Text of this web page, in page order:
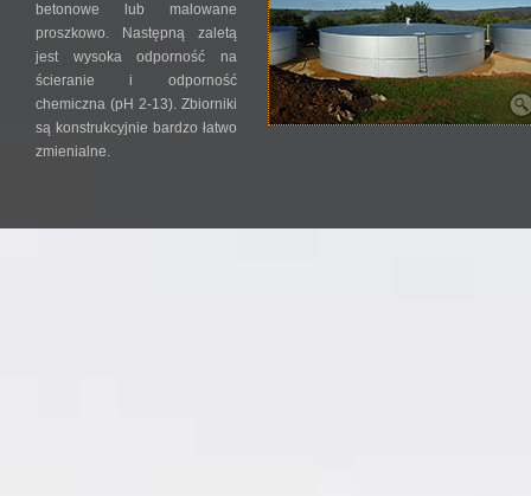
betonowe lub malowane
proszkowo. Następną zaletą
jest wysoka odporność na
ścieranie i odporność
chemiczna (pH 2-13). Zbiorniki
są konstrukcyjnie bardzo łatwo
zmienialne.